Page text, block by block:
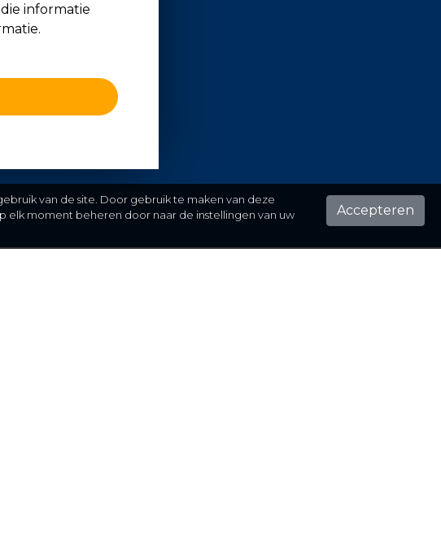
informatie
van de site. Door gebruik te maken van deze
elk moment beheren door naar de instellingen van uw
Accepteren